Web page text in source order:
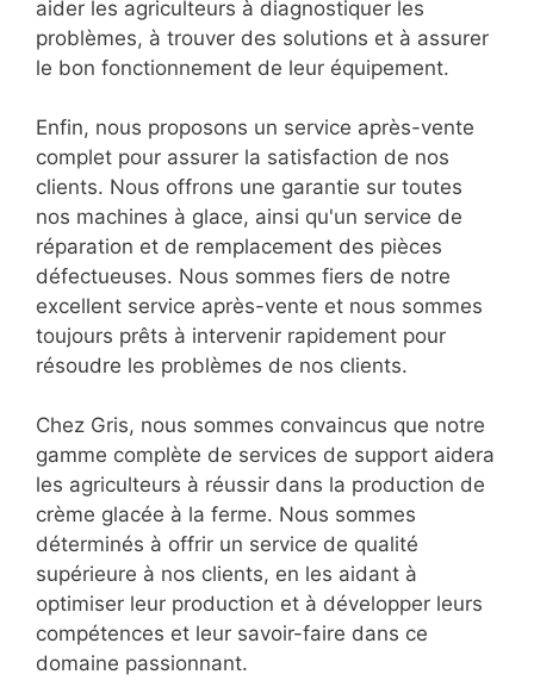
aider les agriculteurs à diagnostiquer les
problèmes, à trouver des solutions et à assurer
le bon fonctionnement de leur équipement.
Enfin, nous proposons un service après-vente
complet pour assurer la satisfaction de nos
clients. Nous offrons une garantie sur toutes
nos machines à glace, ainsi qu'un service de
réparation et de remplacement des pièces
défectueuses. Nous sommes fiers de notre
excellent service après-vente et nous sommes
toujours prêts à intervenir rapidement pour
résoudre les problèmes de nos clients.
Chez Gris, nous sommes convaincus que notre
gamme complète de services de support aidera
les agriculteurs à réussir dans la production de
crème glacée à la ferme. Nous sommes
déterminés à offrir un service de qualité
supérieure à nos clients, en les aidant à
optimiser leur production et à développer leurs
compétences et leur savoir-faire dans ce
domaine passionnant.